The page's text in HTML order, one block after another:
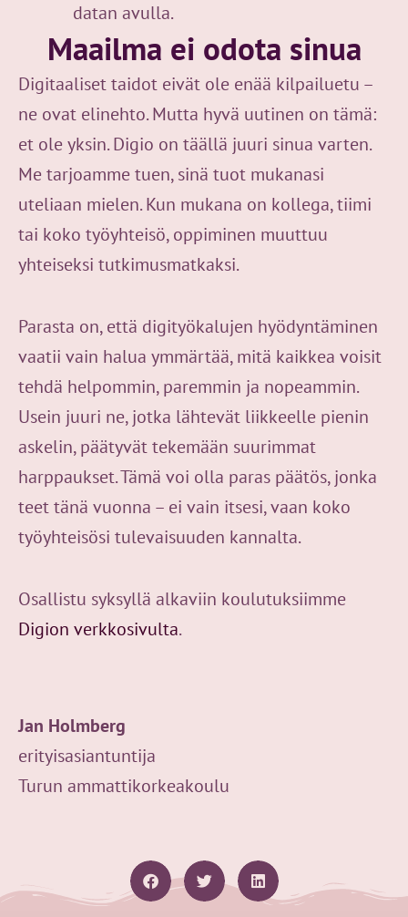
datan avulla.
Maailma ei odota sinua
Digitaaliset taidot eivät ole enää kilpailuetu –
ne ovat elinehto. Mutta hyvä uutinen on tämä:
et ole yksin. Digio on täällä juuri sinua varten.
Me tarjoamme tuen, sinä tuot mukanasi
uteliaan mielen. Kun mukana on kollega, tiimi
tai koko työyhteisö, oppiminen muuttuu
yhteiseksi tutkimusmatkaksi.
Parasta on, että digityökalujen hyödyntäminen
vaatii vain halua ymmärtää, mitä kaikkea voisit
tehdä helpommin, paremmin ja nopeammin.
Usein juuri ne, jotka lähtevät liikkeelle pienin
askelin, päätyvät tekemään suurimmat
harppaukset. Tämä voi olla paras päätös, jonka
teet tänä vuonna – ei vain itsesi, vaan koko
työyhteisösi tulevaisuuden kannalta.
Osallistu syksyllä alkaviin koulutuksiimme
Digion verkkosivulta.
Jan Holmberg
erityisasiantuntija
Turun ammattikorkeakoulu